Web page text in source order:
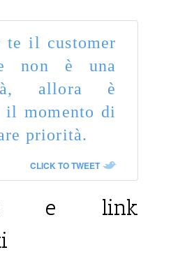
te il customer
non è una
allora è
il momento di
priorità.
CLICK TO TWEET
e link